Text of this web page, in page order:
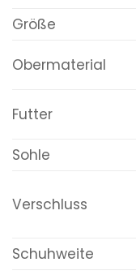
Größe
Obermaterial
Futter
Sohle
Verschluss
Schuhweite